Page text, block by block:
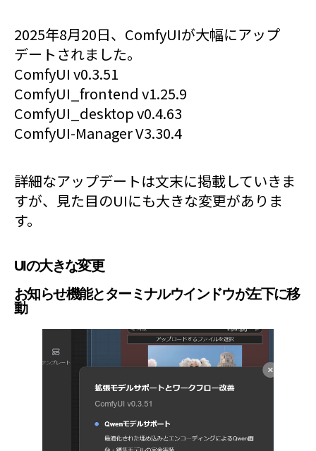
2025年8月20日、ComfyUIが大幅にアップ
デートされました。
ComfyUI v0.3.51
ComfyUI_frontend v1.25.9
ComfyUI_desktop v0.4.63
ComfyUI-Manager V3.30.4
詳細なアップデートは文末に掲載していきま
すが、見た目のUIにも大きな変更がありま
す。
UIの大きな変更
お知らせ機能とターミナルウインドウが左下に移
動